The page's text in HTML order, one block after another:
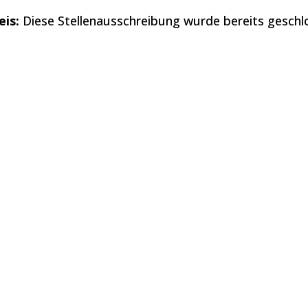
Diese Stellenausschreibung wurde bereits